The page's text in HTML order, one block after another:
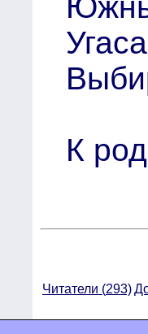
К
Читатели (293)